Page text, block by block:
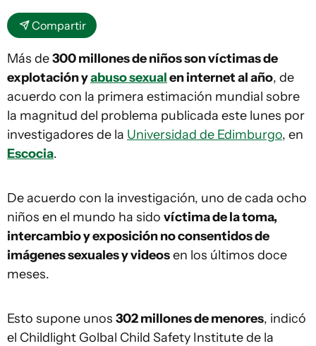
Compartir
Más de300 millones de niños son víctimas de
explotación yabuso sexualen internet al año, de
acuerdo con la primera estimación mundial sobre
la magnitud del problema publicada este lunes por
investigadores de la Universidad de Edimburgo, en
Escocia.
De acuerdo con la investigación, uno de cada ocho
niños en el mundo ha sido víctima de la toma,
intercambio y exposición no consentidos de
imágenes sexuales y videosen los últimos doce
meses.
Esto supone unos 302 millones de menores, indicó
el Childlight Golbal Child Safety Institute de la